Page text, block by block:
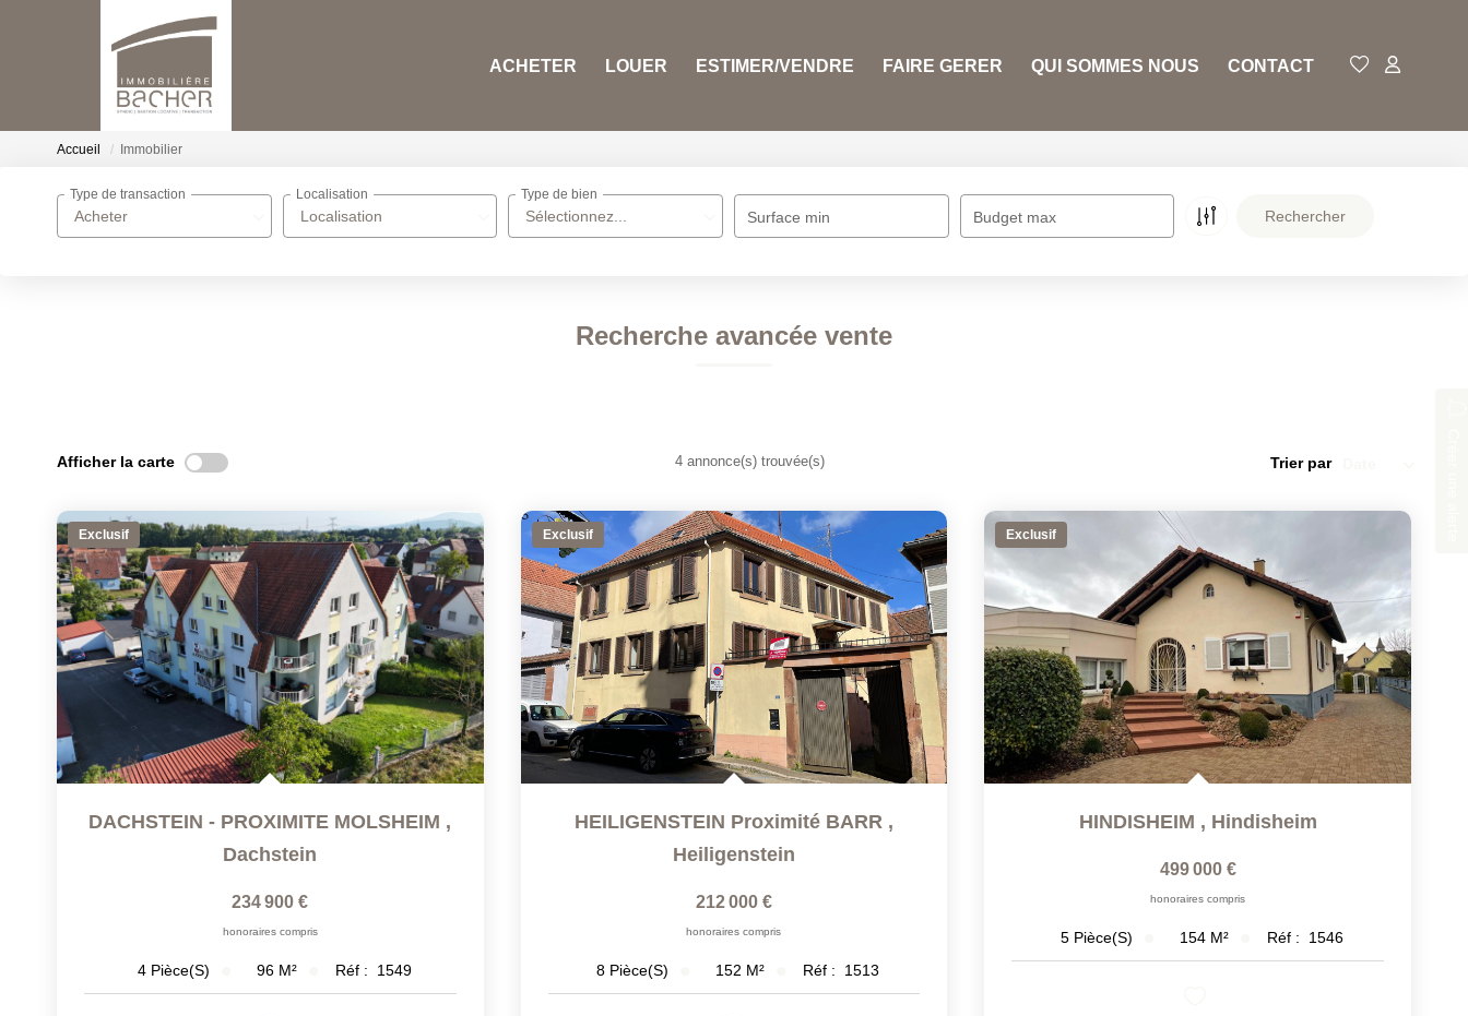
ACHETER LOUER ESTIMER/VENDRE FAIRE GERER QUI SOMMES NOUS CONTACT
Accueil Immobilier
Acheter
Type de transaction
Localisation
Localisation
Sélectionnez...
Type de bien
Surface min Budget max
Recherche avancée vente
Afficher la carte 4 annonce(s) trouvée(s) Trier par
Exclusif
DACHSTEIN - PROXIMITE MOLSHEIM ,
Dachstein
234 900 €
honoraires compris
4 Pièce(s) 96 M² Réf : 1549
Exclusif
HEILIGENSTEIN Proximité BARR ,
Heiligenstein
212 000 €
honoraires compris
8 Pièce(s) 152 M² Réf : 1513
Exclusif
HINDISHEIM , Hindisheim
499 000 €
honoraires compris
5 Pièce(s) 154 M² Réf : 1546